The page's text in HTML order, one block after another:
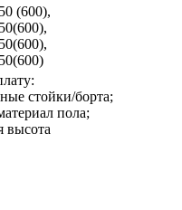
(600),
стойки/борта;
пола;
высота